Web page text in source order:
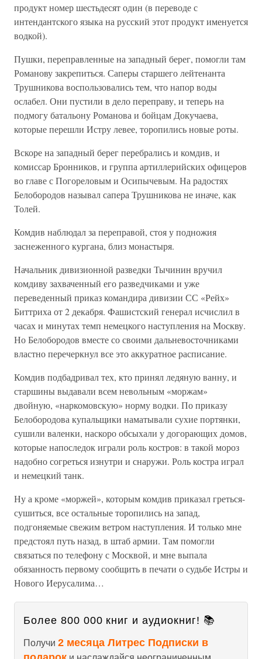
продукт номер шестьдесят один (в переводе с
интендантского языка на русский этот продукт именуется
водкой).
Пушки, переправленные на западный берег, помогли там
Романову закрепиться. Саперы старшего лейтенанта
Трушникова воспользовались тем, что напор воды
ослабел. Они пустили в дело переправу, и теперь на
подмогу батальону Романова и бойцам Докучаева,
которые перешли Истру левее, торопились новые роты.
Вскоре на западный берег перебрались и комдив, и
комиссар Бронников, и группа артиллерийских офицеров
во главе с Погореловым и Осипычевым. На радостях
Белобородов называл сапера Трушникова не иначе, как
Толей.
Комдив наблюдал за переправой, стоя у подножия
заснеженного кургана, близ монастыря.
Начальник дивизионной разведки Тычинин вручил
комдиву захваченный его разведчиками и уже
переведенный приказ командира дивизии СС «Рейх»
Биттриха от 2 декабря. Фашистский генерал исчислил в
часах и минутах темп немецкого наступления на Москву.
Но Белобородов вместе со своими дальневосточниками
властно перечеркнул все это аккуратное расписание.
Комдив подбадривал тех, кто принял ледяную ванну, и
старшины выдавали всем невольным «моржам»
двойную, «наркомовскую» норму водки. По приказу
Белобородова купальщики наматывали сухие портянки,
сушили валенки, наскоро обсыхали у догорающих домов,
которые напоследок играли роль костров: в такой мороз
надобно согреться изнутри и снаружи. Роль костра играл
и немецкий танк.
Ну а кроме «моржей», которым комдив приказал греться-
сушиться, все остальные торопились на запад,
подгоняемые свежим ветром наступления. И только мне
предстоял путь назад, в штаб армии. Там помогли
связаться по телефону с Москвой, и мне выпала
обязанность первому сообщить в печати о судьбе Истры и
Нового Иерусалима…
Более 800 000 книг и аудиокниг! 📚
Получи 2 месяца Литрес Подписки в